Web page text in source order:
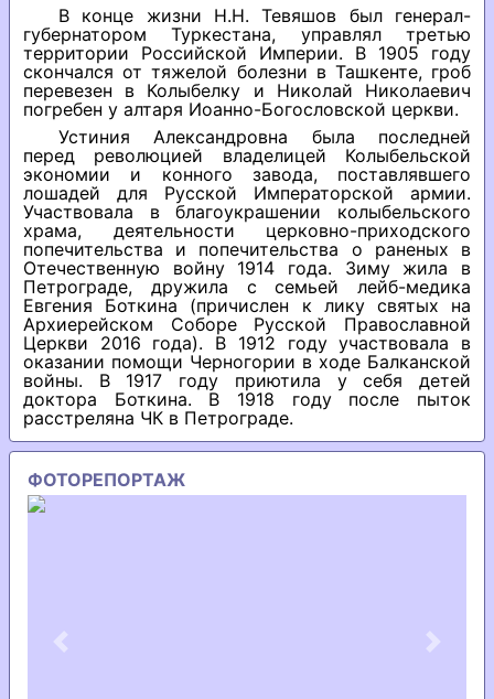
В конце жизни Н.Н. Тевяшов был генерал-
губернатором Туркестана, управлял третью
территории Российской Империи. В 1905 году
скончался от тяжелой болезни в Ташкенте, гроб
перевезен в Колыбелку и Николай Николаевич
погребен у алтаря Иоанно-Богословской церкви.
Устиния Александровна была последней
перед революцией владелицей Колыбельской
экономии и конного завода, поставлявшего
лошадей для Русской Императорской армии.
Участвовала в благоукрашении колыбельского
храма, деятельности церковно-приходского
попечительства и попечительства о раненых в
Отечественную войну 1914 года. Зиму жила в
Петрограде, дружила с семьей лейб-медика
Евгения Боткина (причислен к лику святых на
Архиерейском Соборе Русской Православной
Церкви 2016 года). В 1912 году участвовала в
оказании помощи Черногории в ходе Балканской
войны. В 1917 году приютила у себя детей
доктора Боткина. В 1918 году после пыток
расстреляна ЧК в Петрограде.
ФОТОРЕПОРТАЖ
Previous Next